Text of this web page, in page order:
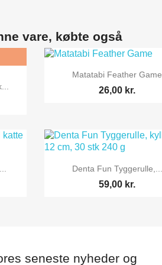
vare, købte også
 Vis her
Matatabi Feather Game
26,00 kr.
 Vis her
Denta Fun Tyggerulle,...
59,00 kr.
seneste nyheder og